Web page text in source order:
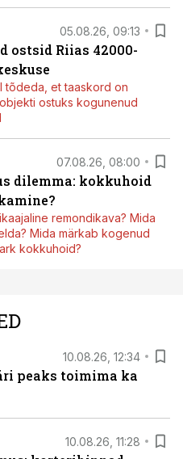
05.08.26, 09:13
ostsid Riias 42000-
tõdeda, et taaskord on
ostuks kogunenud
07.08.26, 08:00
dilemma: kokkuhoid
remondikava? Mida
Mida märkab kogenud
kokkuhoid?
10.08.26, 12:34
peaks toimima ka
10.08.26, 11:28